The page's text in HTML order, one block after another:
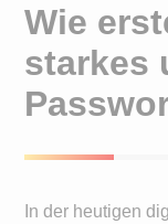
Wie
starkes
In der heutigen